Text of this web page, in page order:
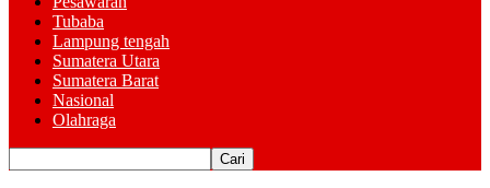
Tubaba
Lampung tengah
Sumatera Utara
Sumatera Barat
Nasional
Olahraga